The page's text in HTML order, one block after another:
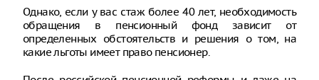
Однако, если у вас стаж более 40 лет, необходимость
обращения в пенсионный фонд зависит от
определенных обстоятельств и решения о том, на
какие льготы имеет право пенсионер.